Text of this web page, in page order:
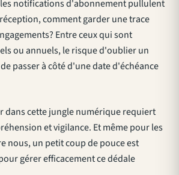
notifications d'abonnement pullulent
comment garder une trace
Entre ceux qui sont
ou annuels, le risque d'oublier un
passer à côté d'une date d'échéance
dans cette jungle numérique requiert
et vigilance. Et même pour les
nous, un petit coup de pouce est
gérer efficacement ce dédale